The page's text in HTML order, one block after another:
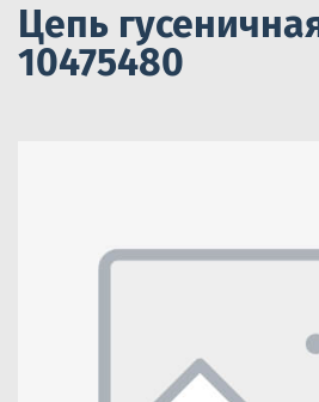
Цепь
10475480